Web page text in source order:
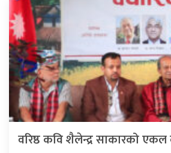
वरिष्ठ कवि शैलेन्द्र साकारको